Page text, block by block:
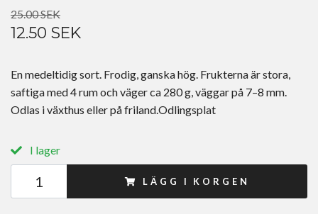
25.00 SEK
12.50 SEK
En medeltidig sort. Frodig, ganska hög. Frukterna är stora,
saftiga med 4 rum och väger ca 280 g, väggar på 7–8 mm.
Odlas i växthus eller på friland.Odlingsplat
I lager
LÄGG I KORGEN